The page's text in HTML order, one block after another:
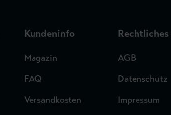
Kundeninfo
Magazin
FAQ
Versandkosten
Rechtliches
AGB
Datenschutz
Impressum